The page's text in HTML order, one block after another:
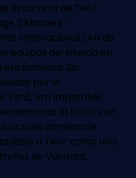
la carrera de TenZ
2 Masters -
internacional LAN de
equipos del mundo en
inmensa. Sin
por el
TenZ, era imparable.
el título y un
victoria dominante
a TenZ como una
de Valorant.